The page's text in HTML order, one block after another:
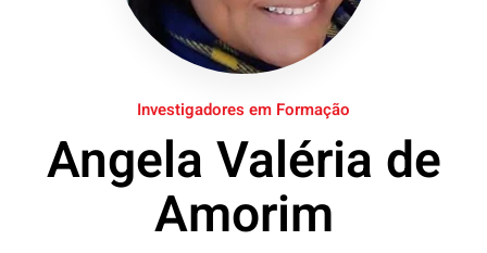
Investigadores em Formação
Angela Valéria de
Amorim